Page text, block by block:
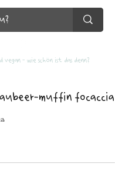
- wie schön ist das denn?
muffin focaccia